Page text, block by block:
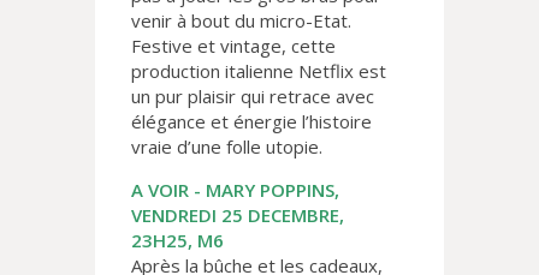
venir à bout du micro-Etat.
Festive et vintage, cette
production italienne Netflix est
un pur plaisir qui retrace avec
élégance et énergie l’histoire
vraie d’une folle utopie.
A VOIR - MARY POPPINS,
VENDREDI 25 DECEMBRE,
23H25, M6
Après la bûche et les cadeaux,